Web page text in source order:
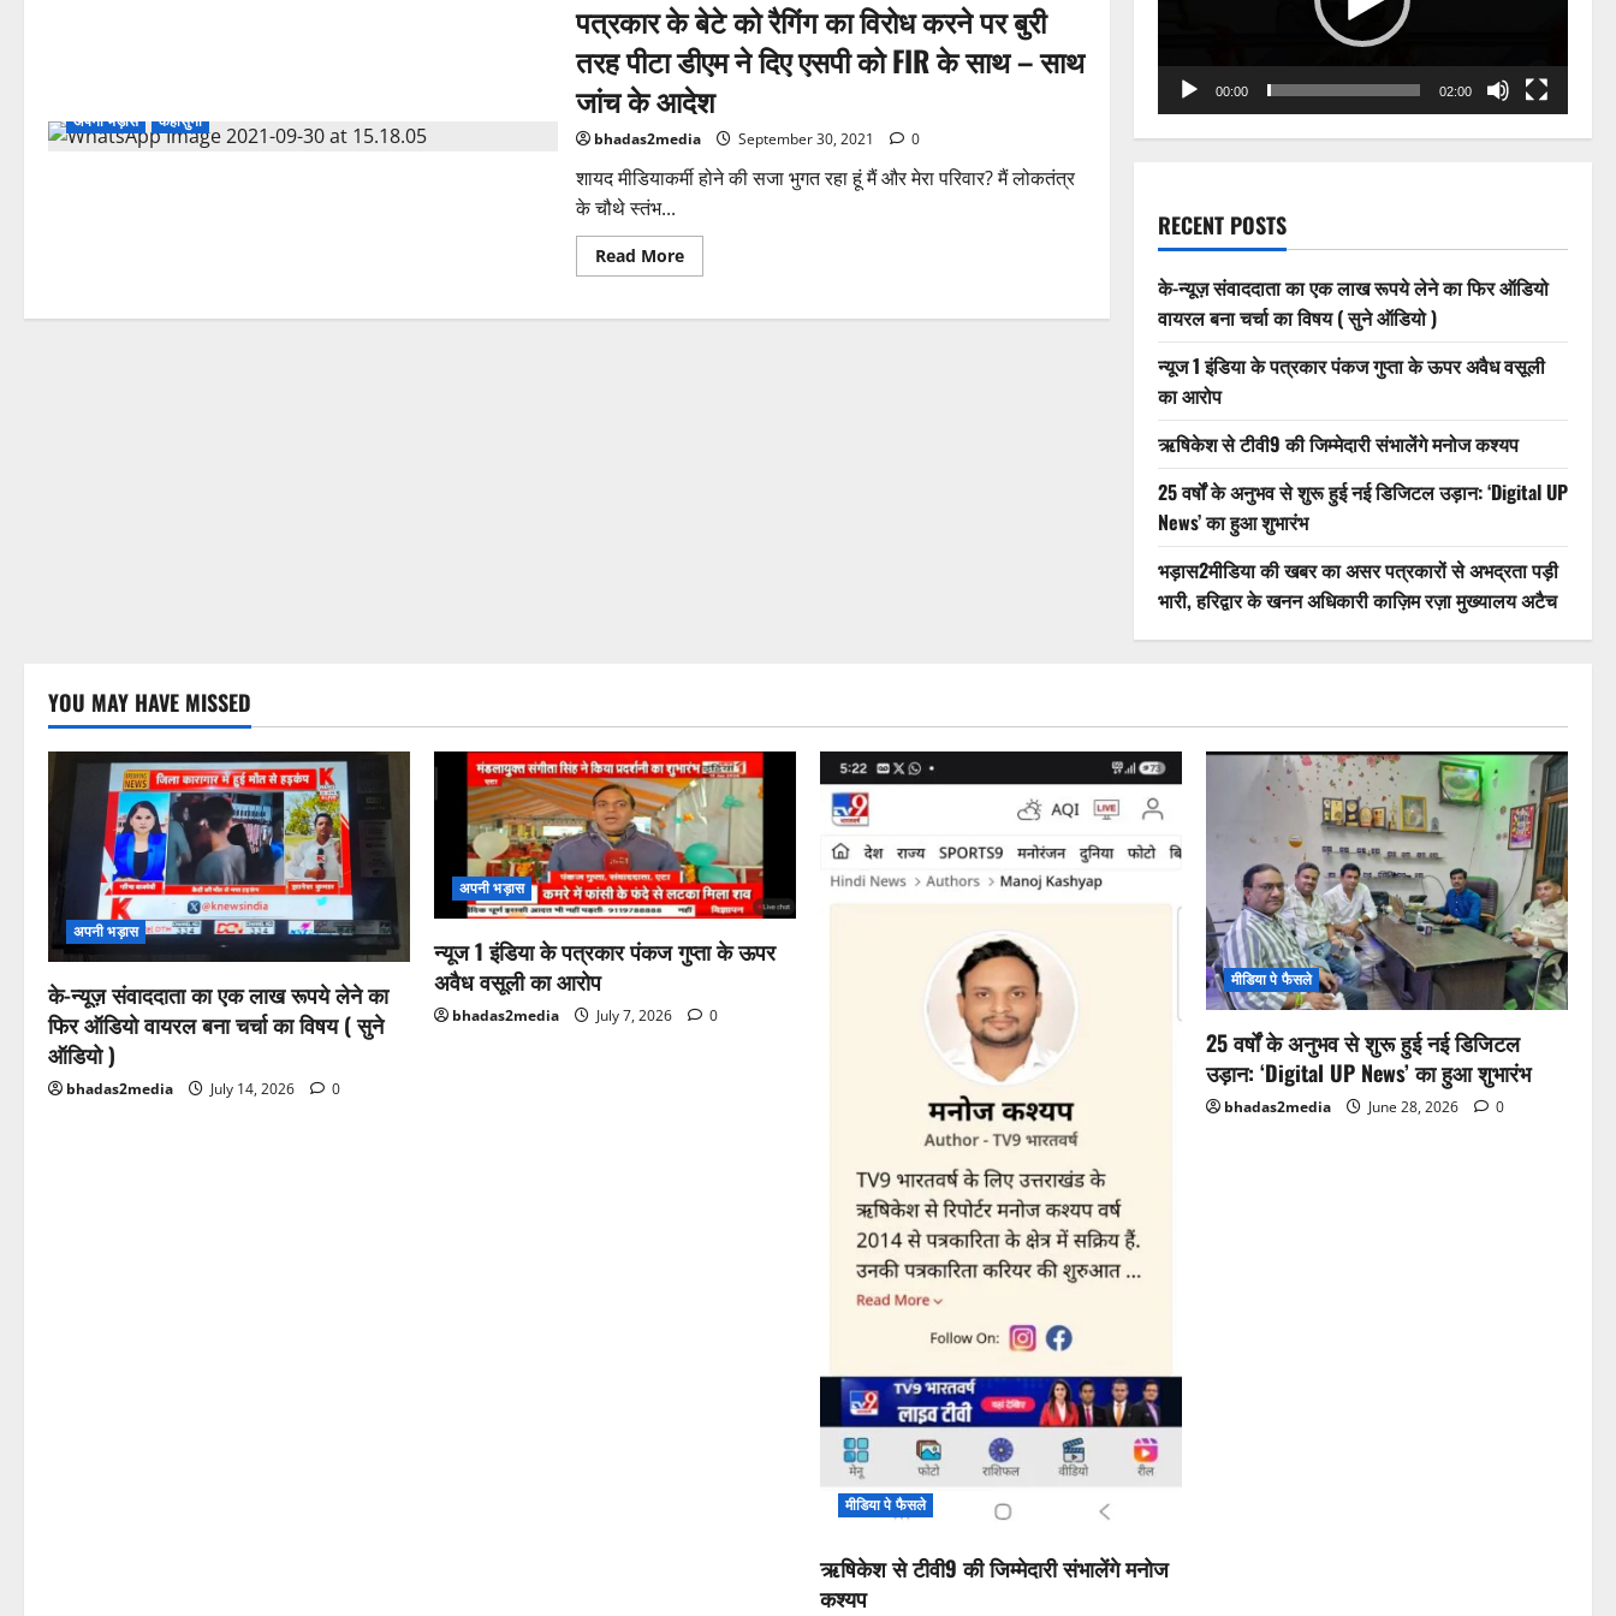
अपनी भड़ास कहासुनी
पत्रकार के बेटे को रैगिंग का विरोध करने पर बुरी
तरह पीटा डीएम ने दिए एसपी को FIR के साथ – साथ
जांच के आदेश
bhadas2media September 30, 2021 0
शायद मीडियाकर्मी होने की सजा भुगत रहा हूं मैं और मेरा परिवार? मैं लोकतंत्र
के चौथे स्तंभ...
Read MoreRead
more
के
00:00 02:00
RECENT POSTS
के-न्यूज़ संवाददाता का एक लाख रूपये लेने का फिर ऑडियो
वायरल बना चर्चा का विषय ( सुने ऑडियो )
न्यूज 1 इंडिया के पत्रकार पंकज गुप्ता के ऊपर अवैध वसूली
का आरोप
ऋषिकेश से टीवी9 की जिम्मेदारी संभालेंगे मनोज कश्यप
25 वर्षों के अनुभव से शुरू हुई नई डिजिटल उड़ान: ‘Digital UP
News’ का हुआ शुभारंभ
भड़ास2मीडिया की खबर का असर पत्रकारों से अभद्रता पड़ी
भारी, हरिद्वार के खनन अधिकारी काज़िम रज़ा मुख्यालय अटैच
YOU MAY HAVE MISSED
अपनी भड़ास
के-न्यूज़ संवाददाता का एक लाख रूपये लेने का
फिर ऑडियो वायरल बना चर्चा का विषय ( सुने
ऑडियो )
bhadas2media July 14, 2026 0
अपनी भड़ास
न्यूज 1 इंडिया के पत्रकार पंकज गुप्ता के ऊपर
अवैध वसूली का आरोप
bhadas2media July 7, 2026 0
मीडिया पे फैसले
ऋषिकेश से टीवी9 की जिम्मेदारी संभालेंगे मनोज
कश्यप
मीडिया पे फैसले
25 वर्षों के अनुभव से शुरू हुई नई डिजिटल
उड़ान: ‘Digital UP News’ का हुआ शुभारंभ
bhadas2media June 28, 2026 0